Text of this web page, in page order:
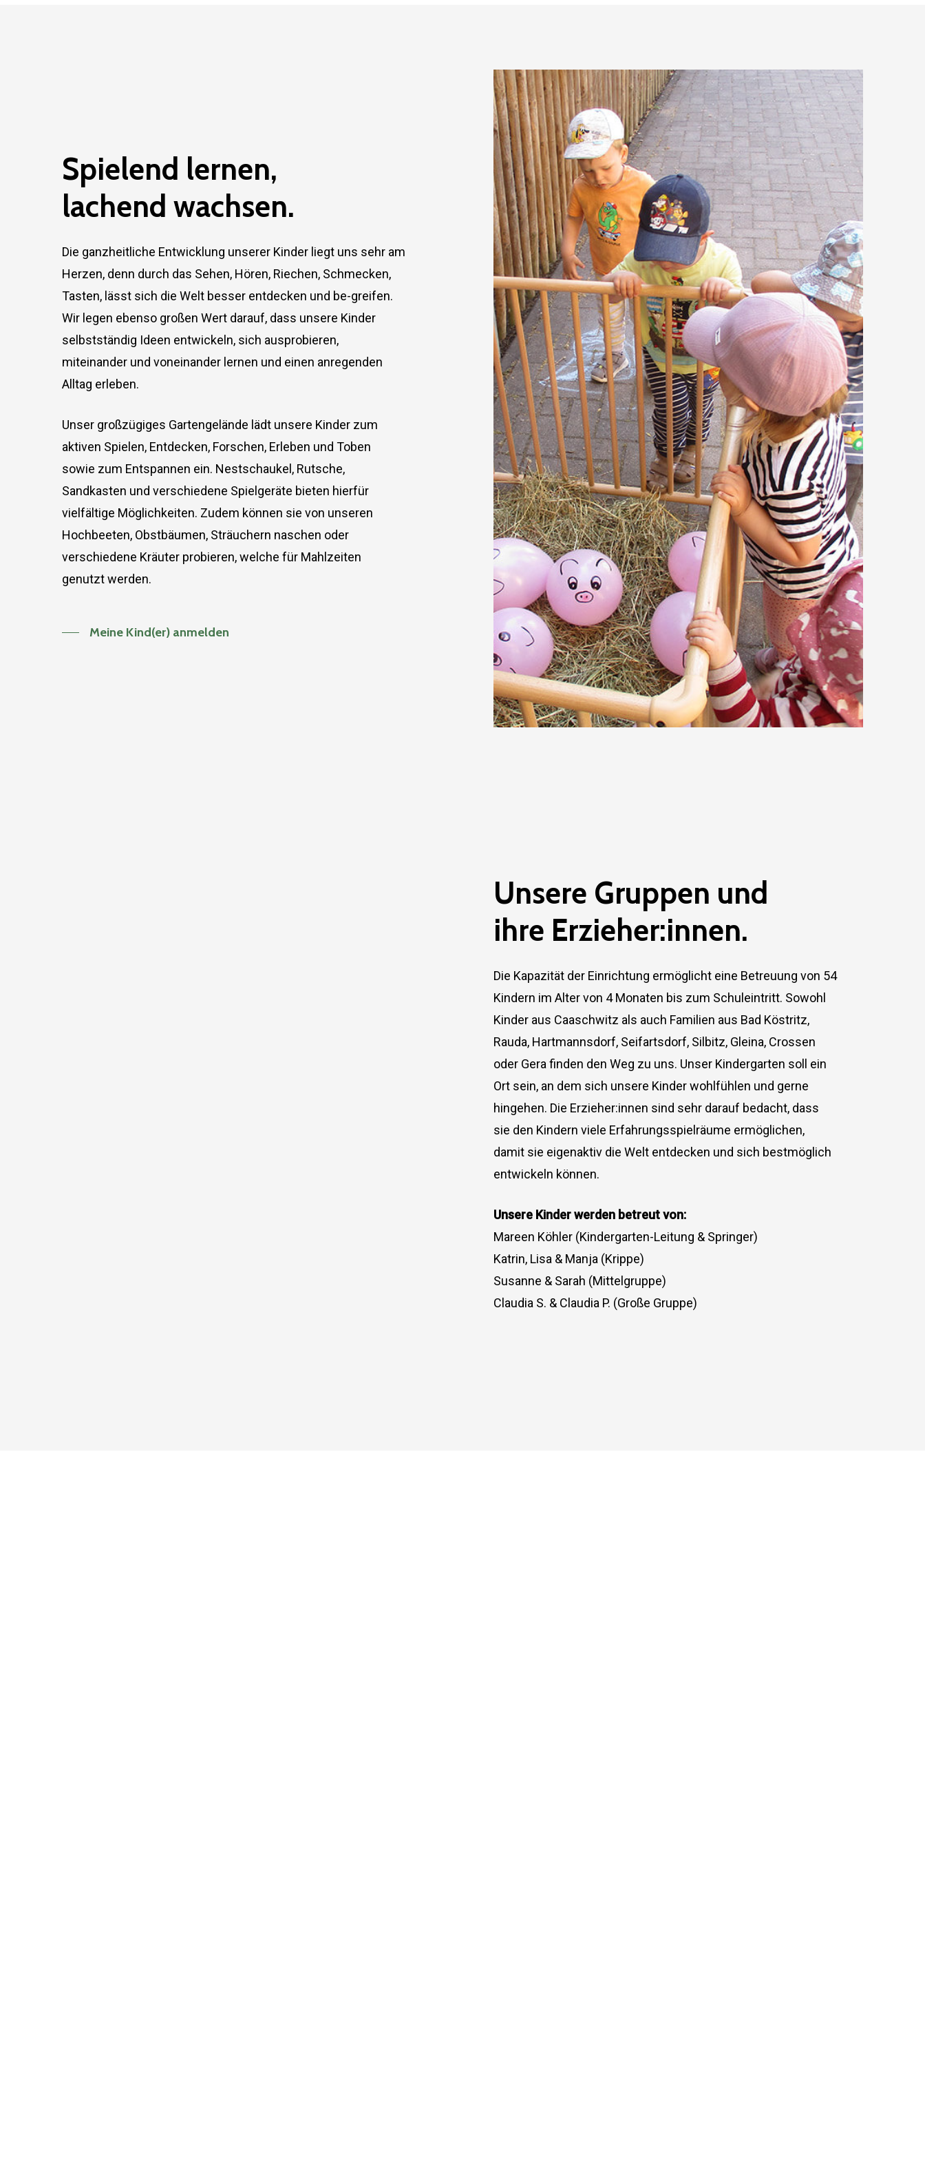
Spielend lernen,
lachend wachsen.
Die ganzheitliche Entwicklung unserer Kinder liegt uns sehr am
Herzen, denn durch das Sehen, Hören, Riechen, Schmecken,
Tasten, lässt sich die Welt besser entdecken und be-greifen.
Wir legen ebenso großen Wert darauf, dass unsere Kinder
selbstständig Ideen entwickeln, sich ausprobieren,
miteinander und voneinander lernen und einen anregenden
Alltag erleben.
Unser großzügiges Gartengelände lädt unsere Kinder zum
aktiven Spielen, Entdecken, Forschen, Erleben und Toben
sowie zum Entspannen ein. Nestschaukel, Rutsche,
Sandkasten und verschiedene Spielgeräte bieten hierfür
vielfältige Möglichkeiten. Zudem können sie von unseren
Hochbeeten, Obstbäumen, Sträuchern naschen oder
verschiedene Kräuter probieren, welche für Mahlzeiten
genutzt werden.
Meine Kind(er) anmelden
Unsere Gruppen und
ihre Erzieher:innen.
Die Kapazität der Einrichtung ermöglicht eine Betreuung von 54
Kindern im Alter von 4 Monaten bis zum Schuleintritt. Sowohl
Kinder aus Caaschwitz als auch Familien aus Bad Köstritz,
Rauda, Hartmannsdorf, Seifartsdorf, Silbitz, Gleina, Crossen
oder Gera finden den Weg zu uns. Unser Kindergarten soll ein
Ort sein, an dem sich unsere Kinder wohlfühlen und gerne
hingehen. Die Erzieher:innen sind sehr darauf bedacht, dass
sie den Kindern viele Erfahrungsspielräume ermöglichen,
damit sie eigenaktiv die Welt entdecken und sich bestmöglich
entwickeln können.
Unsere Kinder werden betreut von:
Mareen Köhler (Kindergarten-Leitung & Springer)
Katrin, Lisa & Manja (Krippe)
Susanne & Sarah (Mittelgruppe)
Claudia S. & Claudia P. (Große Gruppe)